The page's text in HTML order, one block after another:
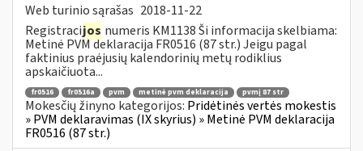
Web turinio sąrašas 2018-11-22
Registracijos numeris KM1138 Ši informacija skelbiama:
Metinė PVM deklaracija FR0516 (87 str.) Jeigu pagal
faktinius praėjusių kalendorinių metų rodiklius
apskaičiuota...
fr0516 fr0516a pvm metinė pvm deklaracija pvmį 87 str
Mokesčių žinyno kategorijos: Pridėtinės vertės mokestis
» PVM deklaravimas (IX skyrius) » Metinė PVM deklaracija
FR0516 (87 str.)